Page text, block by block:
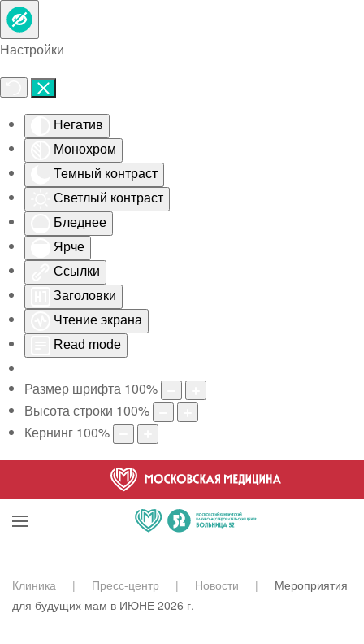
Настройки
Негатив
Монохром
Темный контраст
Светлый контраст
Бледнее
Ярче
Ссылки
Заголовки
Чтение экрана
Read mode
Размер шрифта 100%
Высота строки 100%
Кернинг 100%
Skip to main content
Клиника Пресс-центр Новости
Мероприятия
для будущих мам в ИЮНЕ 2026 г.